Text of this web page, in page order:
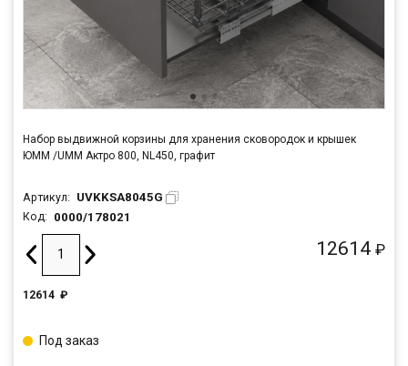
Набор выдвижной корзины для хранения сковородок и крышек
ЮММ /UMM Актро 800, NL450, графит
Артикул: UVKKSA8045G
Код: 0000/178021
12614 ₽
12614 ₽
Под заказ